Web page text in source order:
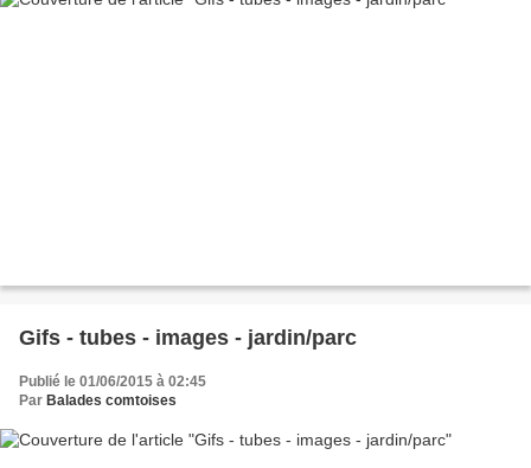
Gifs - tubes - images - jardin/parc
Publié le 01/06/2015 à 02:45
Par Balades comtoises